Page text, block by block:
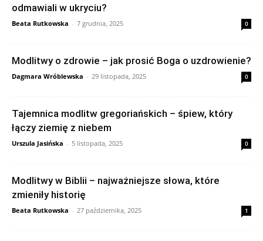
odmawiali w ukryciu?
Beata Rutkowska - 7 grudnia, 2025 0
Modlitwy o zdrowie – jak prosić Boga o uzdrowienie?
Dagmara Wróblewska - 29 listopada, 2025 0
Tajemnica modlitw gregoriańskich – śpiew, który
łączy ziemię z niebem
Urszula Jasińska - 5 listopada, 2025 0
Modlitwy w Biblii – najważniejsze słowa, które
zmieniły historię
Beata Rutkowska - 27 października, 2025 1